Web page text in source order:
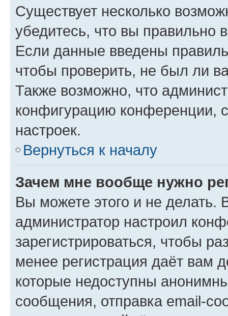
Существует несколько
убедитесь, что вы правильно
Если данные введены
чтобы проверить, не был ли
Также возможно, что
конфигурацию конференции,
настроек.
Вернуться к началу
Зачем мне вообще нужно
Вы можете этого и не делать.
администратор настроил
зарегистрироваться, чтобы
менее регистрация даёт вам
которые недоступны
сообщения, отправка email-